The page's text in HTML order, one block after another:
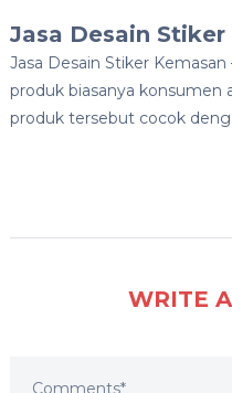
Jasa Desain Stiker
Jasa Desain Stiker
produk biasanya konsumen
produk tersebut cocok
WRITE